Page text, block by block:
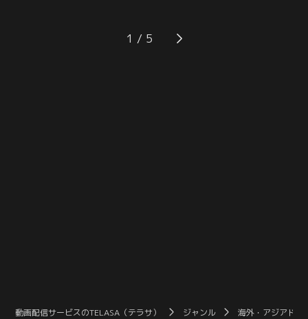
天女の像に埋まっていた陰鉄が温若
寒に奪われたため、像が村人たちの
星塵たちと別れた魏無羨たちは、聶
懐桑、孟瑶と清河聶氏の不浄世に到
1
動画配信サービスのTELASA（テラサ） ジャンル 海外・アジアドラ